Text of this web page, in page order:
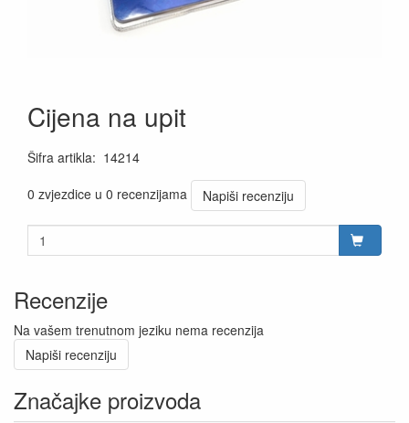
Cijena na upit
Šifra artikla: 14214
0 zvjezdice u 0 recenzijama
Napiši recenziju
Recenzije
Na vašem trenutnom jeziku nema recenzija
Napiši recenziju
Značajke proizvoda